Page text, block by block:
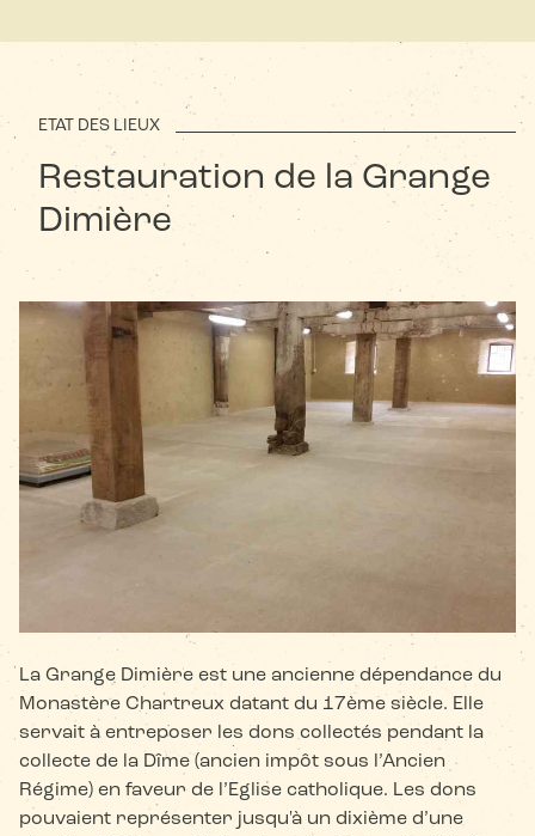
ETAT DES LIEUX
Restauration de la Grange
Dimière
La Grange Dimière est une ancienne dépendance du
Monastère Chartreux datant du 17ème siècle. Elle
servait à entreposer les dons collectés pendant la
collecte de la Dîme (ancien impôt sous l’Ancien
Régime) en faveur de l’Eglise catholique. Les dons
pouvaient représenter jusqu'à un dixième d’une